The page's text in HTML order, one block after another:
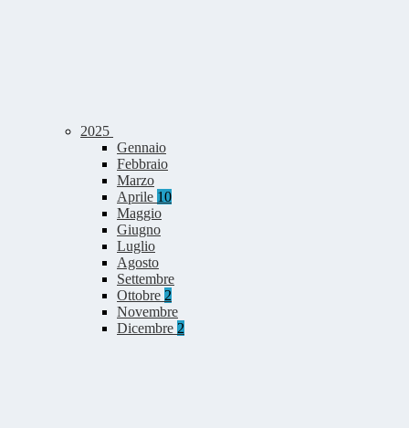
2025
Gennaio
Febbraio
Marzo
Aprile 10
Maggio
Giugno
Luglio
Agosto
Settembre
Ottobre 2
Novembre
Dicembre 2